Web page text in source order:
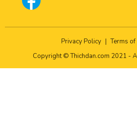
Privacy Policy | Terms
Copyright © Thichdan.com 2021 -